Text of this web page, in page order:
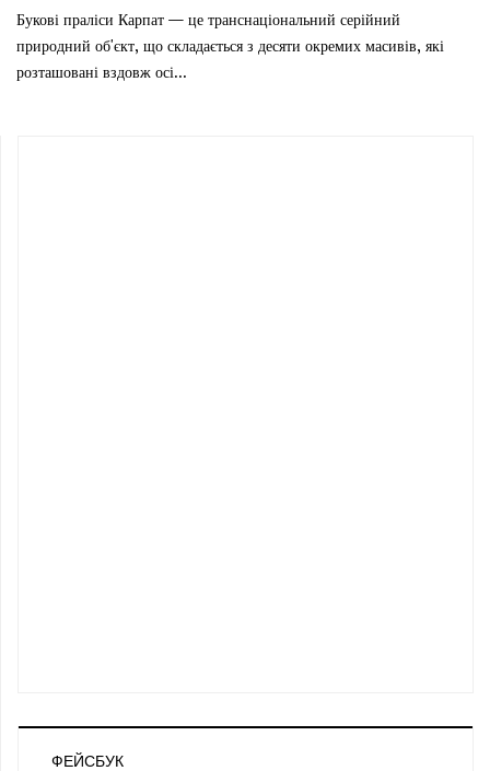
Букові праліси Карпат — це транснаціональний серійний
природний об'єкт, що складається з десяти окремих масивів, які
розташовані вздовж осі...
ФЕЙСБУК